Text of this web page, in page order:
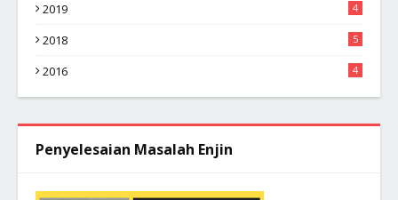
2019 4
2018 5
2016 4
Penyelesaian Masalah Enjin